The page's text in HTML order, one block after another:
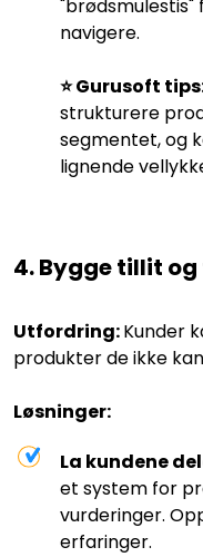
"brødsmulestis"
navigere.
⭐️ Gurusoft
strukturere
segmentet, og
lignende
4. Bygge tillit
Utfordring:Kunder
produkter de ikke
Løsninger:
La kundene
et system for
vurderinger.
erfaringer.